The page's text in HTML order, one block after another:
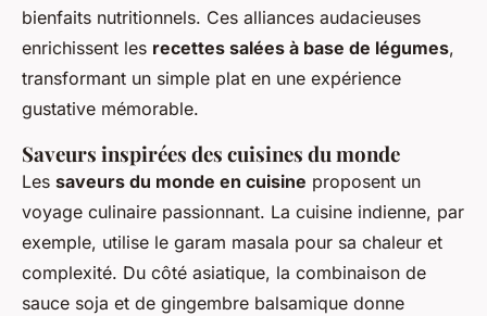
bienfaits nutritionnels. Ces alliances audacieuses
enrichissent les recettes salées à base de légumes,
transformant un simple plat en une expérience
gustative mémorable.
Saveurs inspirées des cuisines du monde
Les saveurs du monde en cuisine proposent un
voyage culinaire passionnant. La cuisine indienne, par
exemple, utilise le garam masala pour sa chaleur et
complexité. Du côté asiatique, la combinaison de
sauce soja et de gingembre balsamique donne